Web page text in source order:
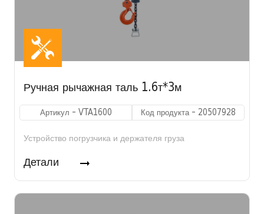
Ручная рычажная таль 1.6т*3м
Артикул - VTA1600 Код продукта - 20507928
Устройство погрузчика и держателя груза
Детали